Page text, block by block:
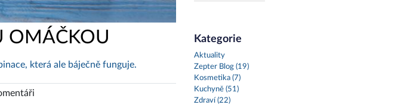
OMÁČKOU
která ale báječně funguje.
Kategorie
Aktuality
Zepter Blog (19)
Kosmetika (7)
Kuchyně (51)
Zdraví (22)